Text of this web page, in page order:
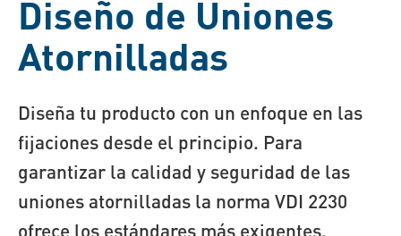
Diseño de Uniones
Atornilladas
Diseña tu producto con un enfoque en las
fijaciones desde el principio. Para
garantizar la calidad y seguridad de las
uniones atornilladas la norma VDI 2230
ofrece los estándares más exigentes.